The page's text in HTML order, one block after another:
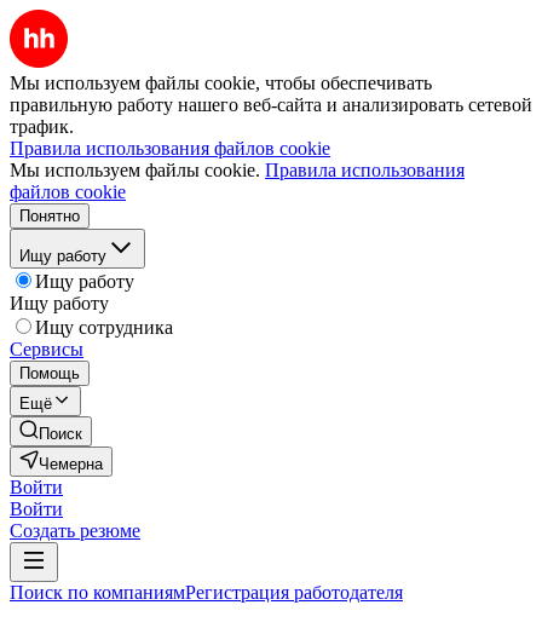
Мы используем файлы cookie, чтобы обеспечивать
правильную работу нашего веб-сайта и анализировать сетевой
трафик.
Правила использования файлов cookie
Мы используем файлы cookie. Правила использования
файлов cookie
Понятно
Ищу работу
Ищу работу
Ищу работу
Ищу сотрудника
Сервисы
Помощь
Ещё
Поиск
Чемерна
Войти
Войти
Создать резюме
Поиск по компаниямРегистрация работодателя